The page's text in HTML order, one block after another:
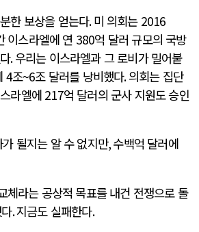
한 보상을 얻는다.미 의회는 2016
이스라엘에 연 380억 달러 규모의 국방
.우리는 이스라엘과 그 로비가 밀어붙
4조~6조 달러를 낭비했다.의회는 집단
라엘에 217억 달러의 군사 지원도 승인
될지는 알 수 없지만,수백억 달러에
체라는 공상적 목표를 내건 전쟁으로 돌
.지금도 실패한다.